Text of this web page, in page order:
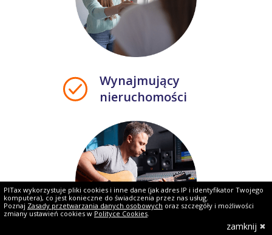
Wynajmujący
nieruchomości
PITax wykorzystuje pliki cookies i inne dane (jak adres IP i identyfikator Twojego
komputera), co jest konieczne do świadczenia przez nas usług.
Poznaj Zasady przetwarzania danych osobowych oraz szczegóły i możliwości
zmiany ustawień cookies w Polityce Cookies.
zamknij